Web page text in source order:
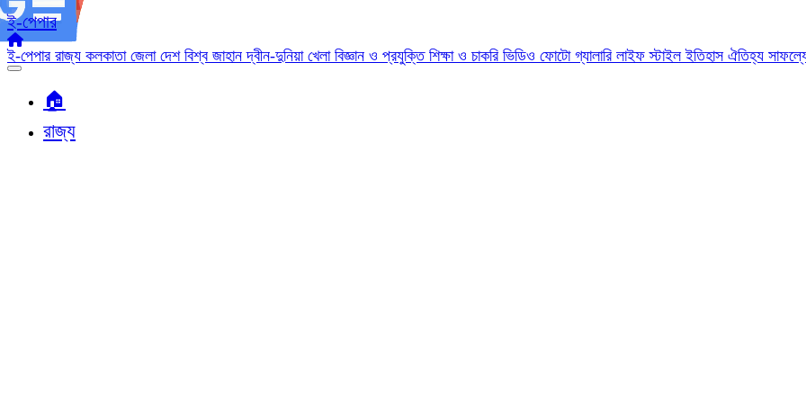
ই-পেপার
ই-পেপার রাজ্য কলকাতা জেলা দেশ বিশ্ব জাহানদ্বীন-দুনিয়া খেলা বিজ্ঞান ও প্রযুক্তি শিক্ষা ও চাকরি ভিডিও ফোটো গ্যালারি লাইফ স্টাইলইতিহাস ঐতিহ্য
🏠︎
রাজ্য